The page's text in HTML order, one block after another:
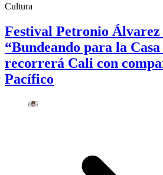
Cultura
Festival Petronio Álvarez
“Bundeando para la
recorrerá Cali con
Pacífico